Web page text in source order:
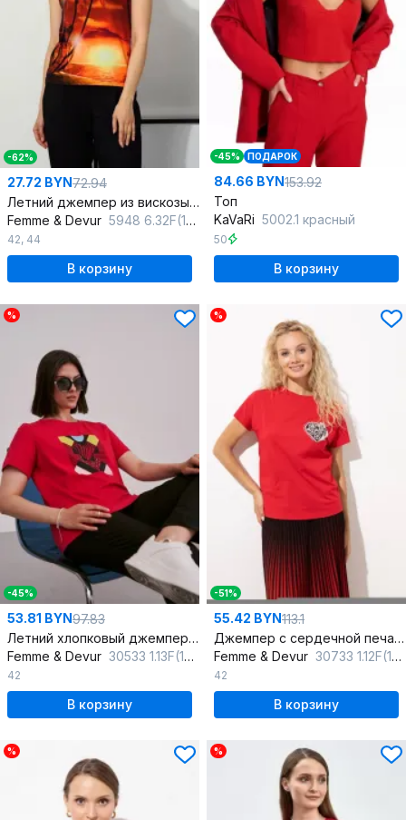
-62%
27.72 BYN72.94
Летний джемпер из вискозы и трикотажа с принтом
Femme & Devur 5948 6.32F(170)
42, 44
В корзину
-45% ПОДАРОК
84.66 BYN153.92
Топ
KaVaRi 5002.1 красный
50
В корзину
%
-45%
53.81 BYN97.83
Летний хлопковый джемпер и майка в ярком красном цвете
Femme & Devur 30533 1.13F(170)
42
В корзину
%
-51%
55.42 BYN113.1
Джемпер с сердечной печатью из хлопка и трикотажа, прямой силуэт
Femme & Devur 30733 1.12F(170)
42
В корзину
% %